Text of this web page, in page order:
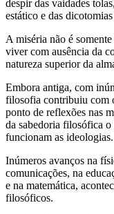
despir das vaidades
estático e das
A miséria não é
viver com ausência da
natureza superior da
Embora antiga, com
filosofia contribuiu com
ponto de reflexões nas
da sabedoria filosófica
funcionam as ideologias.
Inúmeros avanços na
comunicações, na
e na matemática,
filosóficos.